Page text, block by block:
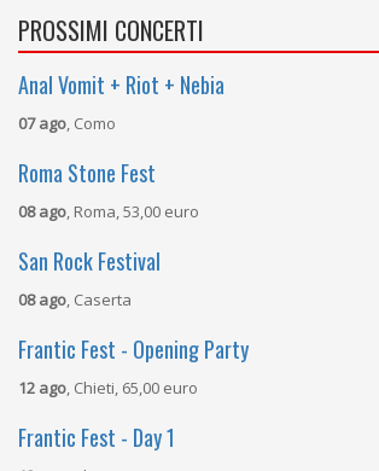
PROSSIMI CONCERTI
Anal Vomit + Riot + Nebia
07 ago, Como
Roma Stone Fest
08 ago, Roma, 53,00 euro
San Rock Festival
08 ago, Caserta
Frantic Fest - Opening Party
12 ago, Chieti, 65,00 euro
Frantic Fest - Day 1